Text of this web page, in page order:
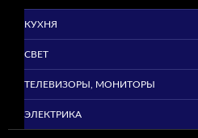
КУХНЯ
СВЕТ
ТЕЛЕВИЗОРЫ, МОНИТОРЫ
ЭЛЕКТРИКА